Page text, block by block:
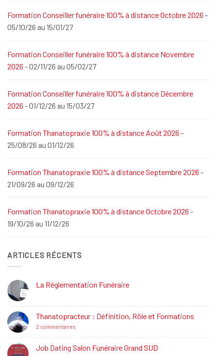
Formation Conseiller funéraire 100% à distance Octobre 2026 -
05/10/26 au 15/01/27
Formation Conseiller funéraire 100% à distance Novembre
2026 - 02/11/26 au 05/02/27
Formation Conseiller funéraire 100% à distance Décembre
2026 - 01/12/26 au 15/03/27
Formation Thanatopraxie 100% à distance Août 2026 -
25/08/26 au 01/12/26
Formation Thanatopraxie 100% à distance Septembre 2026 -
21/09/26 au 09/12/26
Formation Thanatopraxie 100% à distance Octobre 2026 -
19/10/26 au 11/12/26
ARTICLES RÉCENTS
La Réglementation Funéraire
La
Réglementation
Funéraire
Thanatopracteur : Définition, Rôle et Formations
2 commentairessur
Définition,
Rôle
Job Dating Salon Funéraire Grand SUD